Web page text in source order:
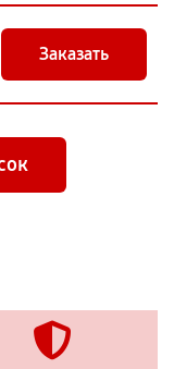
Заказать